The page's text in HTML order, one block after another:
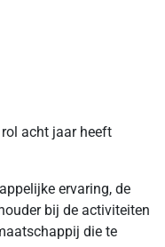
acht jaar heeft
ervaring, de
bij de activiteiten
die te